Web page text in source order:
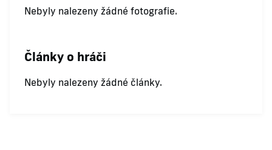
Nebyly nalezeny žádné fotografie.
Články o hráči
Nebyly nalezeny žádné články.